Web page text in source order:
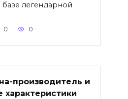
базе легендарной
0 0
производитель и
характеристики